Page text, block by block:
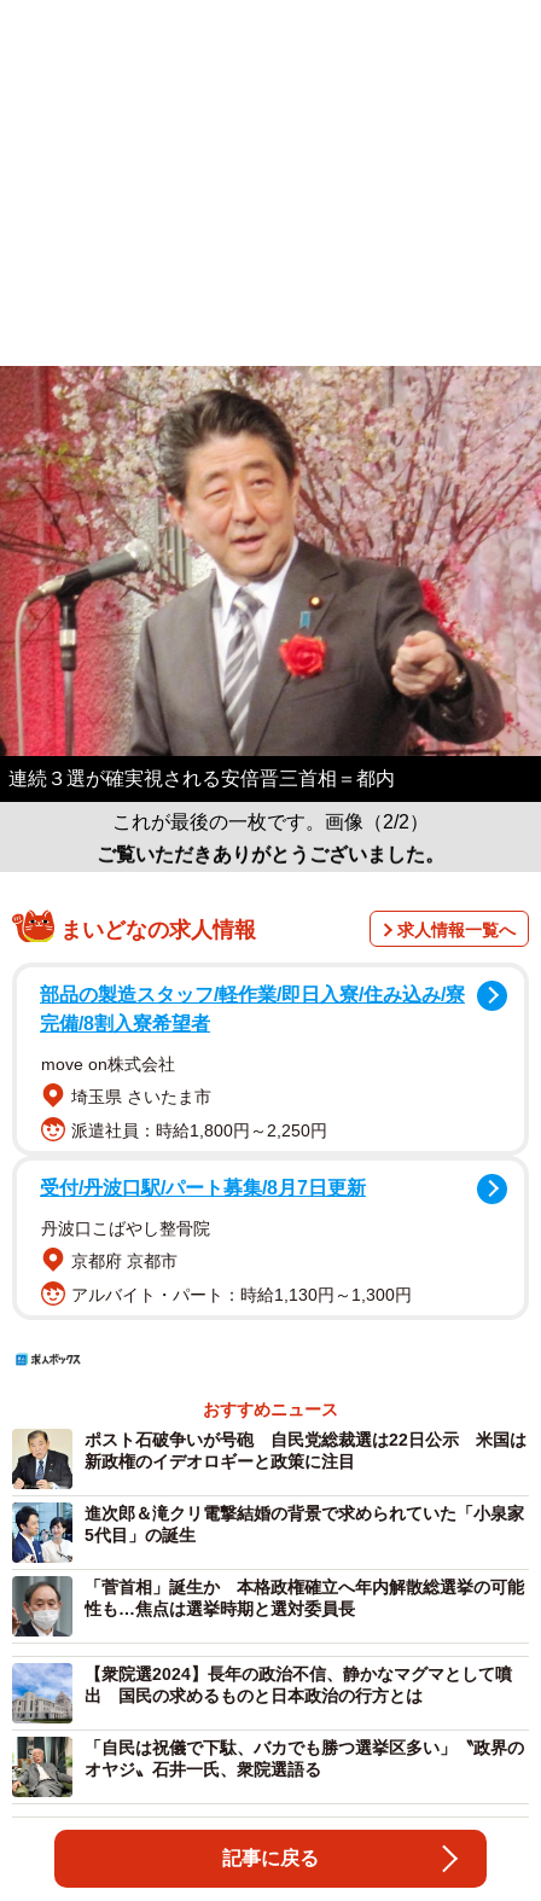
連続３選が確実視される安倍晋三首相＝都内
これが最後の一枚です。画像（2/2）
ご覧いただきありがとうございました。
まいどなの求人情報 求人情報一覧へ
部品の製造スタッフ/軽作業/即日入寮/住み込み/寮
完備/8割入寮希望者
move on株式会社
埼玉県 さいたま市
派遣社員：時給1,800円～2,250円
受付/丹波口駅/パート募集/8月7日更新
丹波口こばやし整骨院
京都府 京都市
アルバイト・パート：時給1,130円～1,300円
おすすめニュース
ポスト石破争いが号砲 自民党総裁選は22日公示 米国は
新政権のイデオロギーと政策に注目
進次郎＆滝クリ電撃結婚の背景で求められていた「小泉家
5代目」の誕生
「菅首相」誕生か 本格政権確立へ年内解散総選挙の可能
性も…焦点は選挙時期と選対委員長
【衆院選2024】長年の政治不信、静かなマグマとして噴
出 国民の求めるものと日本政治の行方とは
「自民は祝儀で下駄、バカでも勝つ選挙区多い」〝政界の
オヤジ〟石井一氏、衆院選語る
記事に戻る